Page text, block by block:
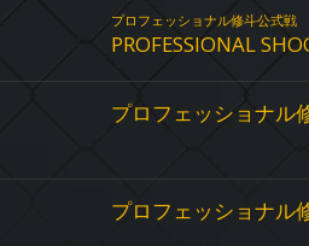
プロフェッショナル修斗公式戦
PROFESSIONAL
プロフェッショナル
プロフェッショナル